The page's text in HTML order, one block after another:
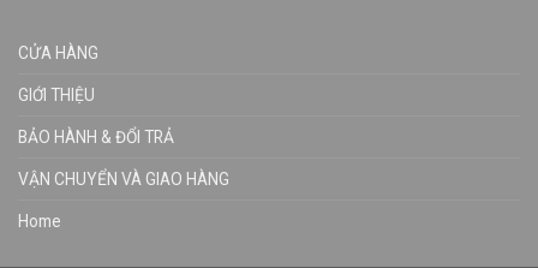
CỬA HÀNG
GIỚI THIỆU
BẢO HÀNH & ĐỔI TRẢ
VẬN CHUYỂN VÀ GIAO HÀNG
Home